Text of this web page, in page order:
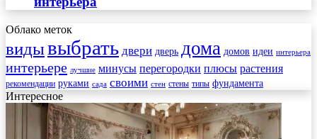
Облако меток
видывыбрать двери дверь дома домов идеи интерьера
интерьере лучшие минусы перегородки плюсы растения
рекомендации руками сада своими стен стены типы фундамента
Интересное